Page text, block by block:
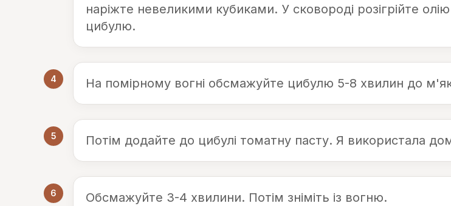
наріжте невеликими кубиками. У сковороді розігрійте олію
цибулю.
4 На помірному вогні обсмажуйте цибулю 5-8 хвилин до
5 Потім додайте до цибулі томатну пасту. Я використала
6 Обсмажуйте 3-4 хвилини. Потім зніміть із вогню.